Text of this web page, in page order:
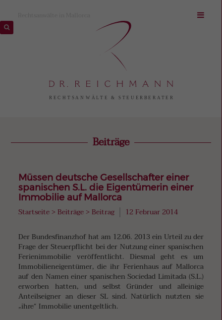
Beiträge
Müssen deutsche Gesellschafter einer
spanischen S.L. die Eigentümerin einer
Immobilie auf Mallorca
Startseite >Beiträge >Beitrag 12 Februar 2014
Der Bundesfinanzhof hat am 12.06. 2013 ein Urteil zu der
Frage der Steuerpflicht bei der Nutzung einer spanischen
Ferienimmobilie veröffentlicht. Diesmal geht es um
Immobilieneigentümer, die ihr Ferienhaus auf Mallorca
auf den Namen einer spanischen Sociedad Limitada (S.L.)
erworben hatten, und selbst Gründer und alleinige
Anteilseigner an dieser SL sind. Natürlich nutzten sie
„ihre“ Immobilie unentgeltlich.